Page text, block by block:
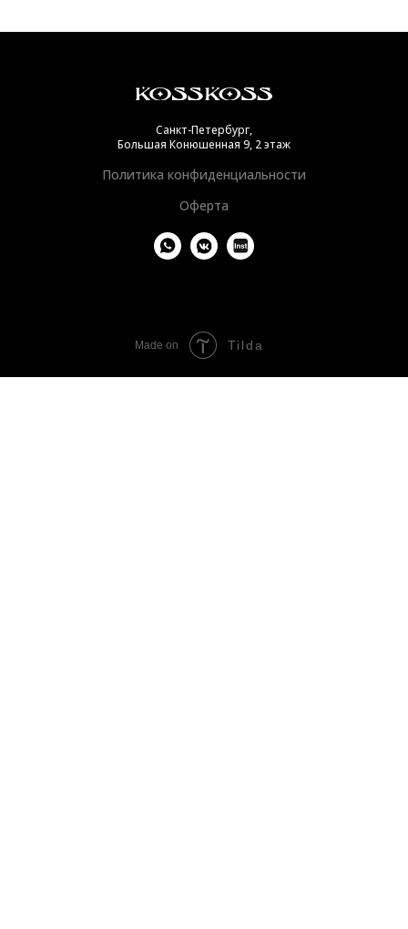
Санкт-Петербург,
Большая Конюшенная 9, 2 этаж
Политика конфиденциальности
Оферта
Made on Tilda